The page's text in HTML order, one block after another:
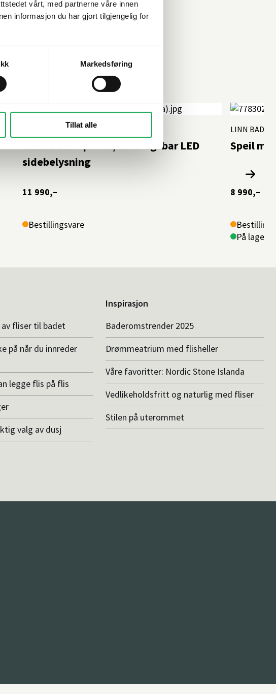
vårt, med partnerne våre innen
informasjon du har gjort tilgjengelig for
Markedsføring
Tillat alle
SCENE 120 Speil m/vinklingsbar LED
sidebelysning
11 990,–
Bestillingsvare
Speil m/
LINN BAD
8 990,–
På lager i
fliser til badet
på når du innreder
legge flis på flis
valg av dusj
Inspirasjon
Baderomstrender 2025
Drømmeatrium med flisheller
Våre favoritter: Nordic Stone Islanda
Vedlikeholdsfritt og naturlig med fliser
Stilen på uterommet